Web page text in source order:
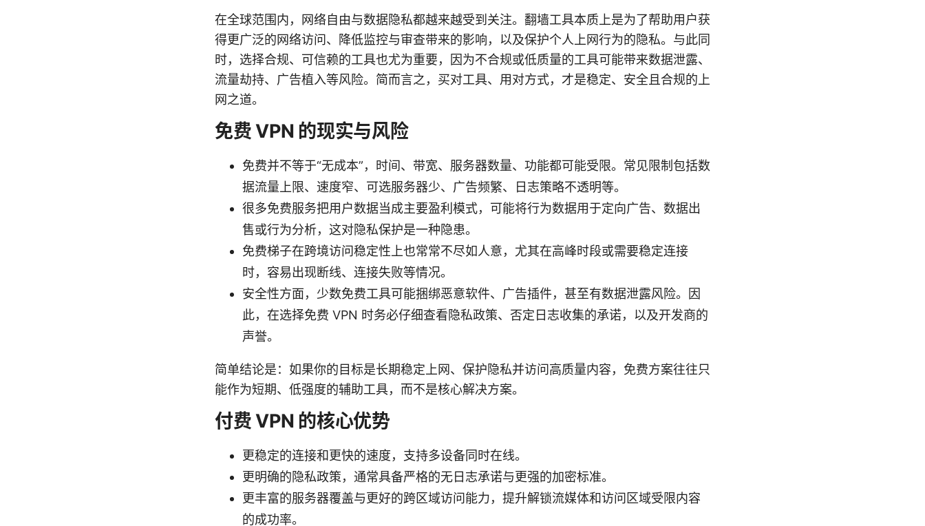
在全球范围内，网络自由与数据隐私都越来越受到关注。翻墙工具本质上是为了帮助用户获
得更广泛的网络访问、降低监控与审查带来的影响，以及保护个人上网行为的隐私。与此同
时，选择合规、可信赖的工具也尤为重要，因为不合规或低质量的工具可能带来数据泄露、
流量劫持、广告植入等风险。简而言之，买对工具、用对方式，才是稳定、安全且合规的上
网之道。
免费 VPN 的现实与风险
免费并不等于“无成本”，时间、带宽、服务器数量、功能都可能受限。常见限制包括数
据流量上限、速度窄、可选服务器少、广告频繁、日志策略不透明等。
很多免费服务把用户数据当成主要盈利模式，可能将行为数据用于定向广告、数据出
售或行为分析，这对隐私保护是一种隐患。
免费梯子在跨境访问稳定性上也常常不尽如人意，尤其在高峰时段或需要稳定连接
时，容易出现断线、连接失败等情况。
安全性方面，少数免费工具可能捆绑恶意软件、广告插件，甚至有数据泄露风险。因
此，在选择免费 VPN 时务必仔细查看隐私政策、否定日志收集的承诺，以及开发商的
声誉。
简单结论是：如果你的目标是长期稳定上网、保护隐私并访问高质量内容，免费方案往往只
能作为短期、低强度的辅助工具，而不是核心解决方案。
付费 VPN 的核心优势
更稳定的连接和更快的速度，支持多设备同时在线。
更明确的隐私政策，通常具备严格的无日志承诺与更强的加密标准。
更丰富的服务器覆盖与更好的跨区域访问能力，提升解锁流媒体和访问区域受限内容
的成功率。